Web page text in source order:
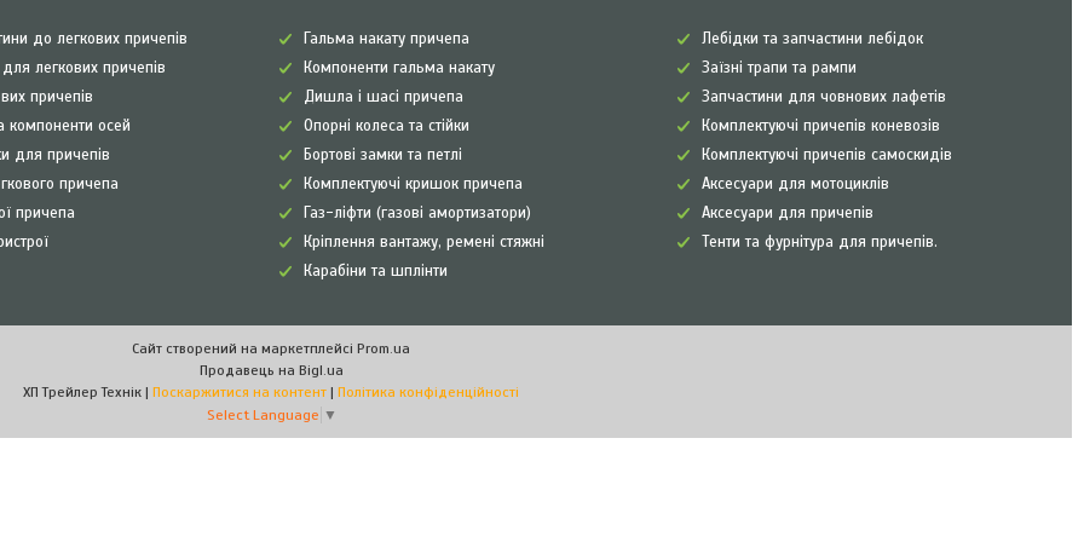
до легкових причепів
для легкових причепів
причепів
компоненти осей
для причепів
причепа
причепа
Гальма накату причепа
Компоненти гальма накату
Дишла і шасі причепа
Опорні колеса та стійки
Бортові замки та петлі
Комплектуючі кришок причепа
Газ-ліфти (газові амортизатори)
Кріплення вантажу, ремені стяжні
Карабіни та шплінти
Лебідки та запчастини лебідок
Заїзні трапи та рампи
Запчастини для човнових лафетів
Комплектуючі причепів коневозів
Комплектуючі причепів самоскидів
Аксесуари для мотоциклів
Аксесуари для причепів
Тенти та фурнітура для причепів.
Сайт створений на маркетплейсі Prom.ua
Продавець на Bigl.ua
ХП Трейлер Технік | Поскаржитися на контент | Політика конфіденційності
Select Language ▼